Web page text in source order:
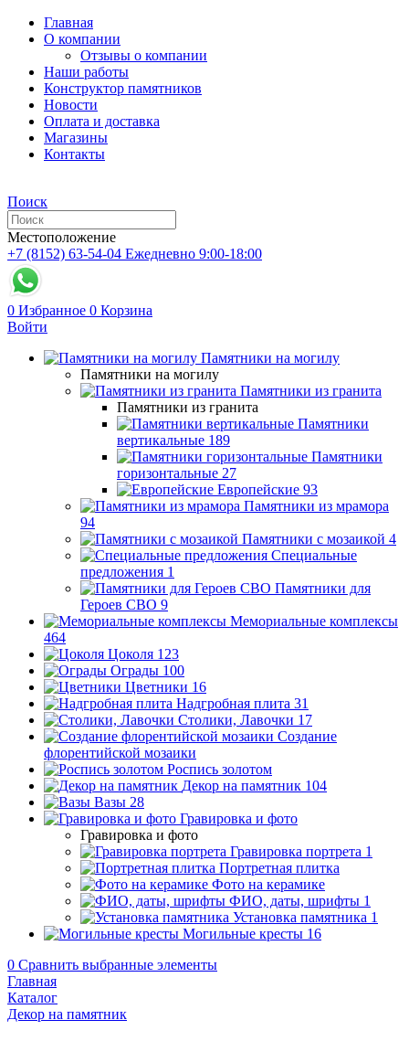
Главная
О компании
Отзывы о компании
Наши работы
Конструктор памятников
Новости
Оплата и доставка
Магазины
Контакты
Поиск
Местоположение
+7 (8152) 63-54-04 Ежедневно 9:00-18:00
0 Избранное 0 Корзина
Войти
Памятники на могилу
Памятники на могилу
Памятники из гранита
Памятники из гранита
Памятники
вертикальные 189
Памятники
горизонтальные 27
Европейские 93
Памятники из мрамора
94
Памятники с мозаикой 4
Специальные
предложения 1
Памятники для
Героев СВО 9
Мемориальные комплексы
464
Цоколя 123
Ограды 100
Цветники 16
Надгробная плита 31
Столики, Лавочки 17
Создание
флорентийской мозаики
Роспись золотом
Декор на памятник 104
Вазы 28
Гравировка и фото
Гравировка и фото
Гравировка портрета 1
Портретная плитка
Фото на керамике
ФИО, даты, шрифты 1
Установка памятника 1
Могильные кресты 16
0 Сравнить выбранные элементы
Главная
Каталог
Декор на памятник